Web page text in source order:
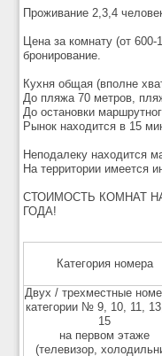
Проживание 2,3,4
Цена за комнату (от
бронирование.
Кухня общая (вполне
До пляжа 70 метров,
До остановки
Рынок находится в 15
Неподалеку находится
На территории имеется
СТОИМОСТЬ КОМНАТ
ГОДА!
Категория номера
Двух / трехместные
категории № 9, 10, 11,
15
на первом этаже
(телевизор,